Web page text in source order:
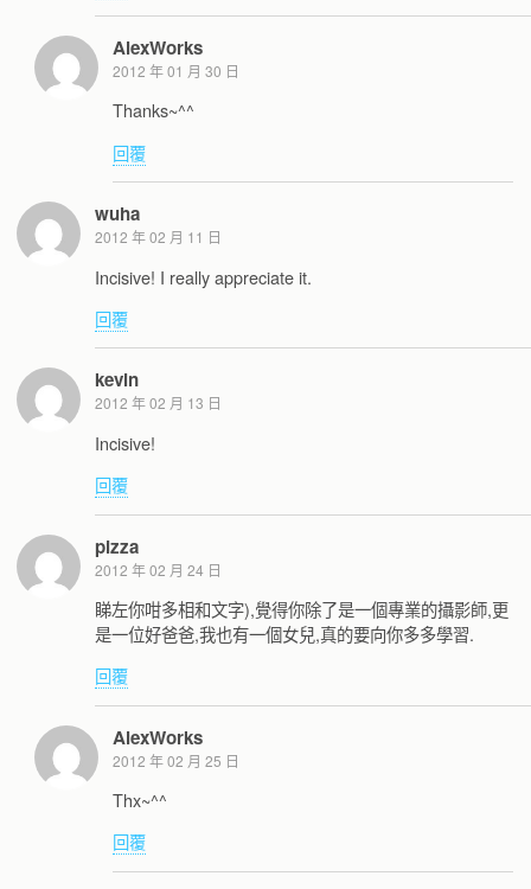
AlexWorks
2012 年 01 月 30 日
Thanks~^^
回覆
wuha
2012 年 02 月 11 日
Incisive! I really appreciate it.
回覆
kevin
2012 年 02 月 13 日
Incisive!
回覆
pizza
2012 年 02 月 24 日
睇左你咁多相和文字),覺得你除了是一個專業的攝影師,更
是一位好爸爸,我也有一個女兒,真的要向你多多學習.
回覆
AlexWorks
2012 年 02 月 25 日
Thx~^^
回覆